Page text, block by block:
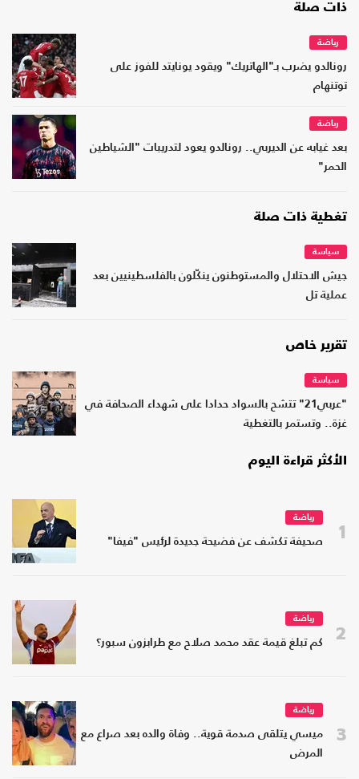
ذات صلة
رياضة
رونالدو يضرب بـ"الهاتريك" ويقود يونايتد للفوز على
توتنهام
رياضة
بعد غيابه عن الديربي.. رونالدو يعود لتدريبات "الشياطين
الحمر"
تغطية ذات صلة
سياسة
جيش الاحتلال والمستوطنون ينكّلون بالفلسطينيين بعد
عملية تل
تقرير خاص
سياسة
"عربي21" تتشح بالسواد حدادا على شهداء الصحافة في
غزة.. وتستمر بالتغطية
الأكثر قراءة اليوم
1
رياضة
صحيفة تكشف عن فضيحة جديدة لرئيس "فيفا"
2
رياضة
كم تبلغ قيمة عقد محمد صلاح مع طرابزون سبور؟
3
رياضة
ميسي يتلقى صدمة قوية.. وفاة والده بعد صراع مع
المرض